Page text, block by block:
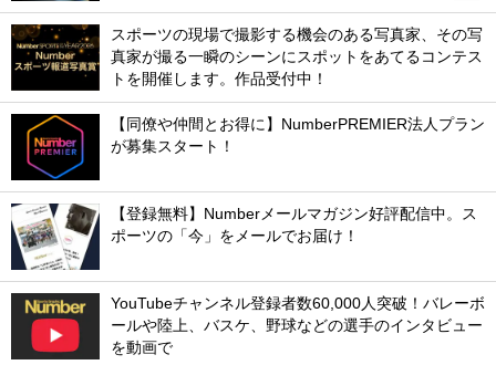
スポーツの現場で撮影する機会のある写真家、その写
真家が撮る一瞬のシーンにスポットをあてるコンテス
トを開催します。作品受付中！
【同僚や仲間とお得に】NumberPREMIER法人プラン
が募集スタート！
【登録無料】Numberメールマガジン好評配信中。ス
ポーツの「今」をメールでお届け！
YouTubeチャンネル登録者数60,000人突破！バレーボ
ールや陸上、バスケ、野球などの選手のインタビュー
を動画で